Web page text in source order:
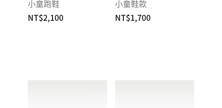
小童跑鞋
NT$2,100
小童鞋款
NT$1,700